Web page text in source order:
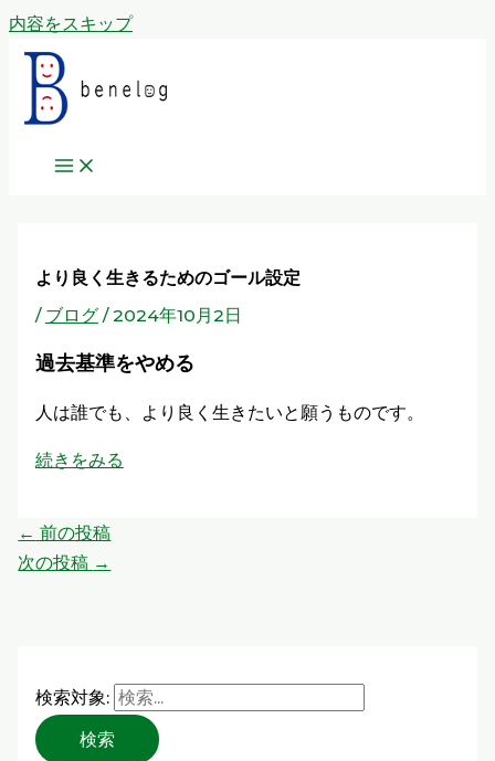
内容をスキップ
より良く生きるためのゴール設定
/ ブログ/2024年10月2日
過去基準をやめる
人は誰でも、より良く生きたいと願うものです。
続きをみる
← 前の投稿
次の投稿 →
検索対象: